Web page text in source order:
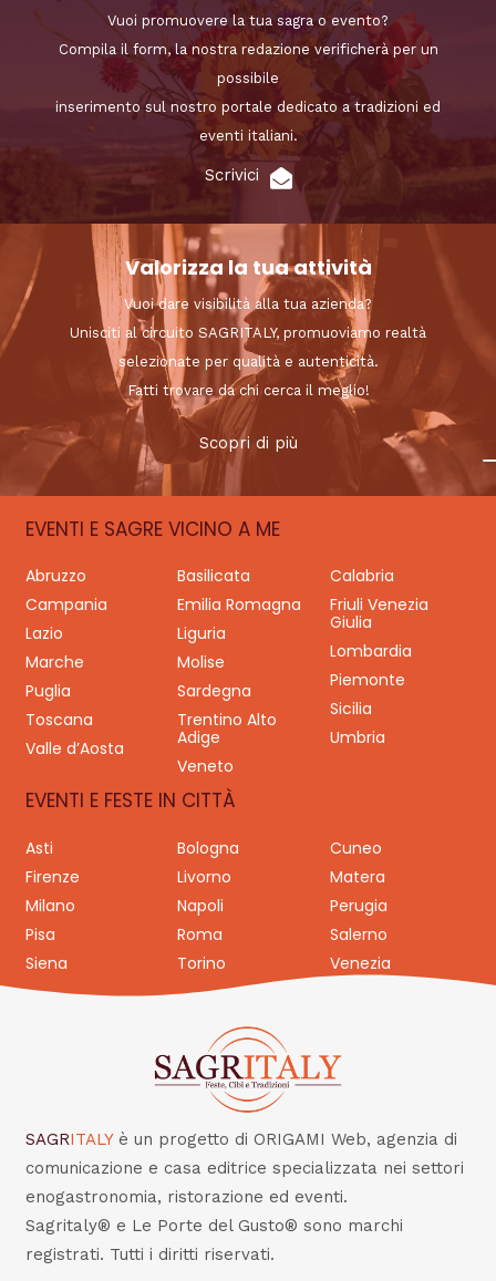
Vuoi promuovere la tua sagra o evento?
Compila il form, la nostra redazione verificherà per un
possibile
inserimento sul nostro portale dedicato a tradizioni ed
eventi italiani.
Scrivici
Valorizza la tua attività
Vuoi dare visibilità alla tua azienda?
Unisciti al circuito SAGRITALY, promuoviamo realtà
selezionate per qualità e autenticità.
Fatti trovare da chi cerca il meglio!
Scopri di più
EVENTI E SAGRE VICINO A ME
Abruzzo Basilicata
Calabria
Campania
Emilia Romagna
Friuli Venezia
Giulia
Lazio
Liguria
Lombardia
Marche
Molise
Piemonte
Puglia
Sardegna
Sicilia
Toscana
Trentino Alto
Adige
Umbria
Valle d’Aosta
Veneto
EVENTI E FESTE IN CITTÀ
Asti Bologna
Cuneo
Firenze
Livorno
Matera
Milano
Napoli
Perugia
Pisa
Roma
Salerno
Siena
Torino Venezia
SAGRITALY è un progetto di ORIGAMI Web, agenzia di
comunicazione e casa editrice specializzata nei settori
enogastronomia, ristorazione ed eventi.
Sagritaly® e Le Porte del Gusto® sono marchi
registrati. Tutti i diritti riservati.